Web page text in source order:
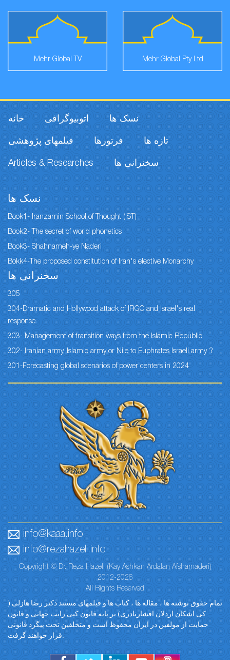
Mehr Global TV Mehr Global Pty Ltd
خانه اتوبیوگرافی نسک ها
فیلمهای پژوهشی فرتورها تازه ها
Articles & Researches سخنرانی ها
نسک ها
Book1- Iranzamin School of Thought (IST)
Book2- The secret of world phonetics
Book3- Shahnameh-ye Naderi
Bokk4-The proposed constitution of Iran's elective Monarchy
سخنرانی ها
305
304-Dramatic and Hollywood attack of IRGC and Israel's real
response
303- Management of transition ways from the Islamic Republic
302- Iranian army, Islamic army or Nile to Euphrates Israeli army ?
301-Forecasting global scenarios of power centers in 2024
info@kaaa.info
info@rezahazeli.info
Copyright © Dr. Reza Hazeli (Kay Ashkan Ardalan Afsharnaderi)
2012-2026
All Rights Reserved
تمام حقوق نوشته ها ، مقاله ها ، کتاب ها و فیلمهای مستند دکتر رضا هازلی (
کی اشکان اردلان افشارنادری) بر پایه قانون کپی رایت جهانی و قانون
حمایت از مولفین در ایران محفوظ است و متخلفین تحت پیگرد قانونی
قرار خواهند گرفت.